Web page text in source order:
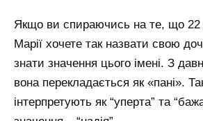
Якщо ви спираючись на те, що 22
Марії хочете так назвати свою
знати значення цього імені. З
вона перекладається як «пані».
інтерпретують як “уперта” та